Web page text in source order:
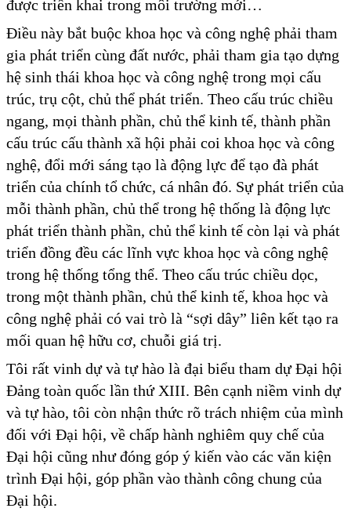
được triển khai trong môi trường mới…
Điều này bắt buộc khoa học và công nghệ phải tham
gia phát triển cùng đất nước, phải tham gia tạo dựng
hệ sinh thái khoa học và công nghệ trong mọi cấu
trúc, trụ cột, chủ thể phát triển. Theo cấu trúc chiều
ngang, mọi thành phần, chủ thể kinh tế, thành phần
cấu trúc cấu thành xã hội phải coi khoa học và công
nghệ, đổi mới sáng tạo là động lực để tạo đà phát
triển của chính tổ chức, cá nhân đó. Sự phát triển của
mỗi thành phần, chủ thể trong hệ thống là động lực
phát triển thành phần, chủ thể kinh tế còn lại và phát
triển đồng đều các lĩnh vực khoa học và công nghệ
trong hệ thống tổng thể. Theo cấu trúc chiều dọc,
trong một thành phần, chủ thể kinh tế, khoa học và
công nghệ phải có vai trò là “sợi dây” liên kết tạo ra
mối quan hệ hữu cơ, chuỗi giá trị.
Tôi rất vinh dự và tự hào là đại biểu tham dự Đại hội
Đảng toàn quốc lần thứ XIII. Bên cạnh niềm vinh dự
và tự hào, tôi còn nhận thức rõ trách nhiệm của mình
đối với Đại hội, về chấp hành nghiêm quy chế của
Đại hội cũng như đóng góp ý kiến vào các văn kiện
trình Đại hội, góp phần vào thành công chung của
Đại hội.